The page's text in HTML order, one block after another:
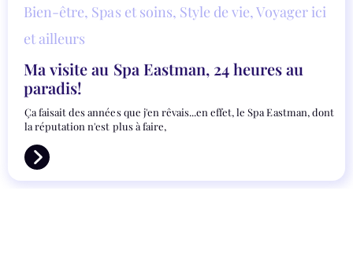
Bien-être, Spas et soins, Style de vie,Voyager ici
et ailleurs
Ma visite au Spa Eastman, 24 heures au
paradis!
Ça faisait des années que j'en rêvais...en effet, le Spa Eastman, dont
la réputation n'est plus à faire,